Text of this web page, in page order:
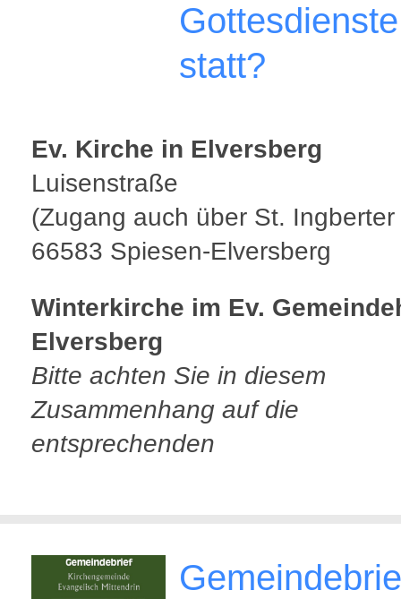
Gottesdienste
statt?
Ev. Kirche in Elversberg
Luisenstraße
(Zugang auch über St. Ingberter
66583 Spiesen-Elversberg
Winterkirche im Ev.
Elversberg
Bitte achten Sie in diesem
Zusammenhang auf die
entsprechenden